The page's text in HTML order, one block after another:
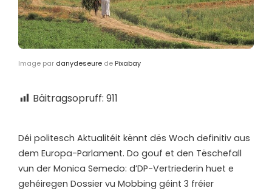
Image par danydeseure de Pixabay
Bäitragsopruff: 911
Déi politesch Aktualitéit kënnt dës Woch definitiv aus
dem Europa-Parlament. Do gouf et den Tëschefall
vun der Monica Semedo: d’DP-Vertriederin huet e
gehéiregen Dossier vu Mobbing géint 3 fréier